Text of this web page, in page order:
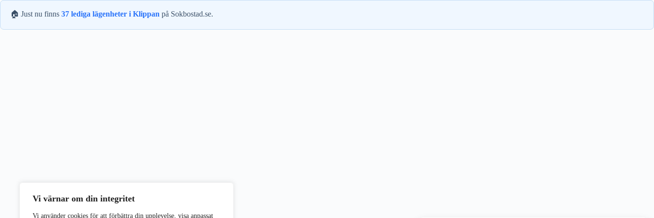
Vi värnar om din integritet
Vi använder cookies för att förbättra din upplevelse, visa anpassat
🏠 Just nu finns 37 lediga lägenheter i Klippan på Sokbostad.se.